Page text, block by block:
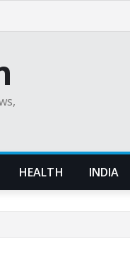
HEALTH INDIA